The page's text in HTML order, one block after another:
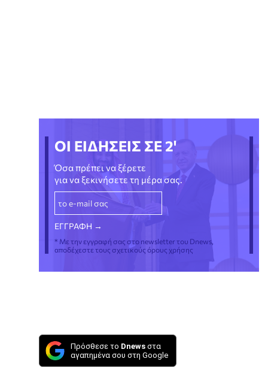
ΟΙ ΕΙΔΗΣΕΙΣ ΣΕ 2'
Όσα πρέπει να ξέρετε
για να ξεκινήσετε τη μέρα σας.
* Με την εγγραφή σας στο newsletter του Dnews,
αποδέχεστε τους σχετικούς όρους χρήσης
Πρόσθεσε το Dnews στα
αγαπημένα σου στη Google